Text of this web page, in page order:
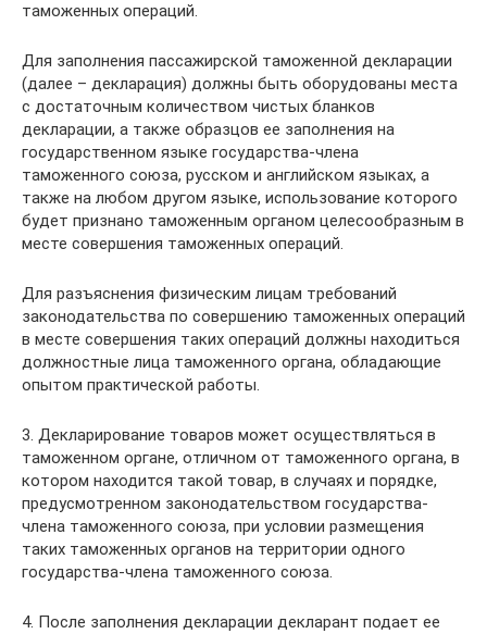
таможенных операций.
Для заполнения пассажирской таможенной декларации
(далее – декларация) должны быть оборудованы места
с достаточным количеством чистых бланков
декларации, а также образцов ее заполнения на
государственном языке государства-члена
таможенного союза, русском и английском языках, а
также на любом другом языке, использование которого
будет признано таможенным органом целесообразным в
месте совершения таможенных операций.
Для разъяснения физическим лицам требований
законодательства по совершению таможенных операций
в месте совершения таких операций должны находиться
должностные лица таможенного органа, обладающие
опытом практической работы.
3. Декларирование товаров может осуществляться в
таможенном органе, отличном от таможенного органа, в
котором находится такой товар, в случаях и порядке,
предусмотренном законодательством государства-
члена таможенного союза, при условии размещения
таких таможенных органов на территории одного
государства-члена таможенного союза.
4. После заполнения декларации декларант подает ее